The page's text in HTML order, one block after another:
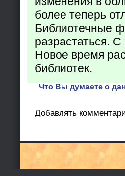
более теперь
Библиотечные
разрастаться.
Новое время
библиотек.
Что Вы думаете о
Добавлять